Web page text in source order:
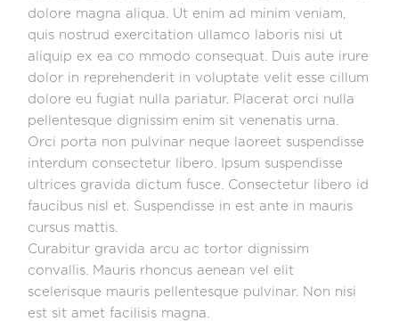
dolore magna aliqua. Ut enim ad minim veniam,
quis nostrud exercitation ullamco laboris nisi ut
aliquip ex ea co mmodo consequat. Duis aute irure
dolor in reprehenderit in voluptate velit esse cillum
dolore eu fugiat nulla pariatur. Placerat orci nulla
pellentesque dignissim enim sit venenatis urna.
Orci porta non pulvinar neque laoreet suspendisse
interdum consectetur libero. Ipsum suspendisse
ultrices gravida dictum fusce. Consectetur libero id
faucibus nisl et. Suspendisse in est ante in mauris
cursus mattis.
Curabitur gravida arcu ac tortor dignissim
convallis. Mauris rhoncus aenean vel elit
scelerisque mauris pellentesque pulvinar. Non nisi
est sit amet facilisis magna.